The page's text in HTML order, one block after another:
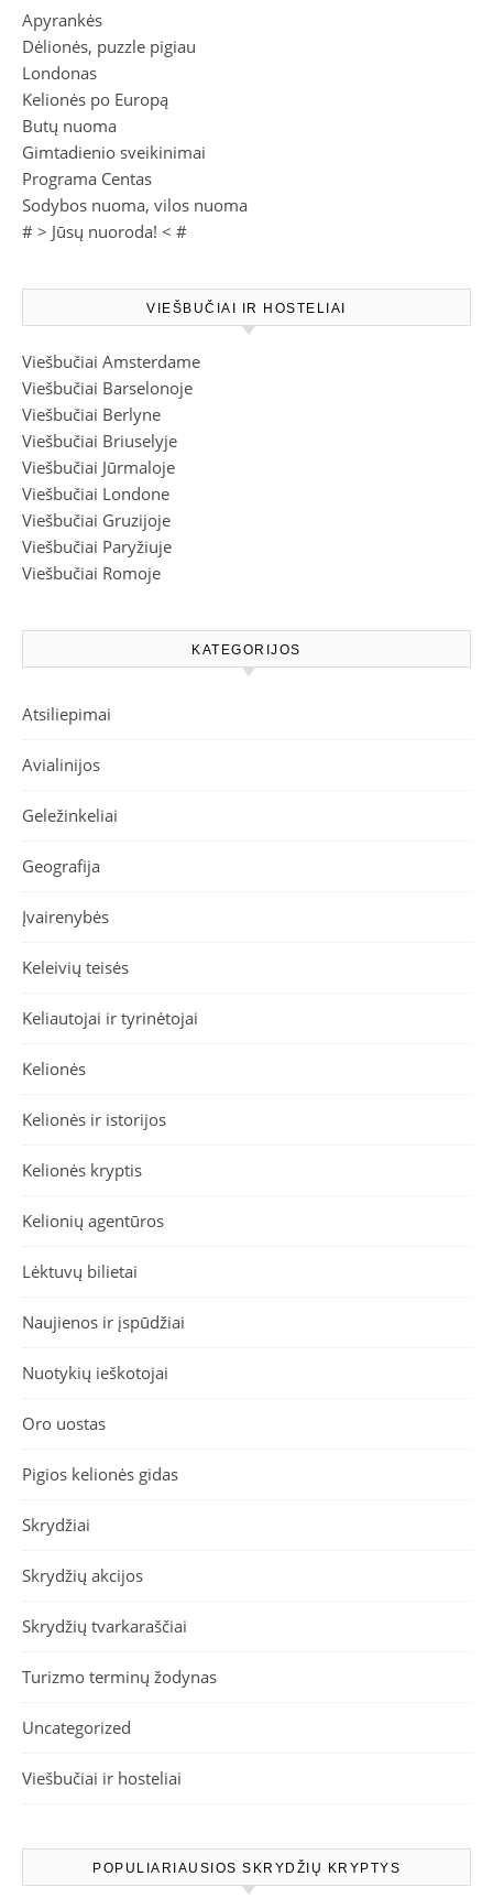
Apyrankės
Dėlionės, puzzle pigiau
Londonas
Kelionės po Europą
Butų nuoma
Gimtadienio sveikinimai
Programa Centas
Sodybos nuoma, vilos nuoma
# > Jūsų nuoroda! < #
VIEŠBUČIAI IR HOSTELIAI
Viešbučiai Amsterdame
Viešbučiai Barselonoje
Viešbučiai Berlyne
Viešbučiai Briuselyje
Viešbučiai Jūrmaloje
Viešbučiai Londone
Viešbučiai Gruzijoje
Viešbučiai Paryžiuje
Viešbučiai Romoje
KATEGORIJOS
Atsiliepimai
Avialinijos
Geležinkeliai
Geografija
Įvairenybės
Keleivių teisės
Keliautojai ir tyrinėtojai
Kelionės
Kelionės ir istorijos
Kelionės kryptis
Kelionių agentūros
Lėktuvų bilietai
Naujienos ir įspūdžiai
Nuotykių ieškotojai
Oro uostas
Pigios kelionės gidas
Skrydžiai
Skrydžių akcijos
Skrydžių tvarkaraščiai
Turizmo terminų žodynas
Uncategorized
Viešbučiai ir hosteliai
POPULIARIAUSIOS SKRYDŽIŲ KRYPTYS